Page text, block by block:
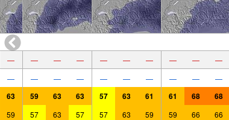
— — — — — — — — — —
— — — — — — — — — —
63 59 63 63 57 63 61 61 68 68
59 57 63 57 57 63 59 59 66 66